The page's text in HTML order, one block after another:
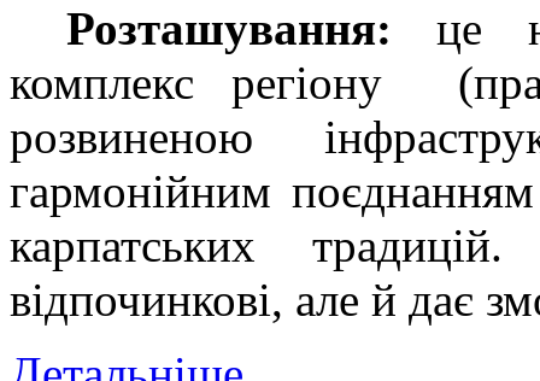
Розташування: це
комплекс регіону
розвиненою
гармонійним поєднанням
карпатських
відпочинкові, але й дає